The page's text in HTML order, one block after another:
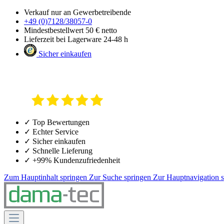
Verkauf nur an Gewerbetreibende
+49 (0)7128/38057-0
Mindestbestellwert 50 € netto
Lieferzeit bei Lagerware 24-48 h
Sicher einkaufen
✓ Top Bewertungen
✓ Echter Service
✓ Sicher einkaufen
✓ Schnelle Lieferung
✓ +99% Kundenzufriedenheit
Zum Hauptinhalt springen Zur Suche springen Zur Hauptnavigation